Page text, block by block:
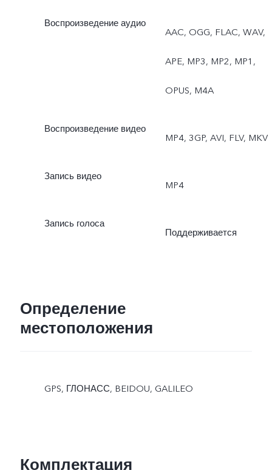
Воспроизведение аудио
AAC, OGG, FLAC, WAV,
APE, MP3, MP2, MP1,
OPUS, M4A
Воспроизведение видео
MP4, 3GP, AVI, FLV, MKV
Запись видео
MP4
Запись голоса
Поддерживается
Определение
местоположения
GPS, ГЛОНАСС, BEIDOU, GALILEO
Комплектация